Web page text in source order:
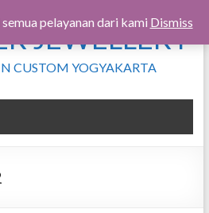
JEWELLERY
CUSTOM YOGYAKARTA
pelayanan dari kami Dismiss